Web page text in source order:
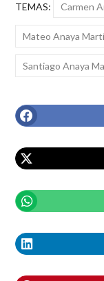
TEMAS: Carmen
Mateo Anaya
Santiago Anaya